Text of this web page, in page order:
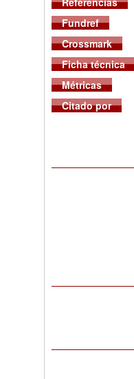
Fundref
Crossmark
Ficha técnica
Métricas
Citado por